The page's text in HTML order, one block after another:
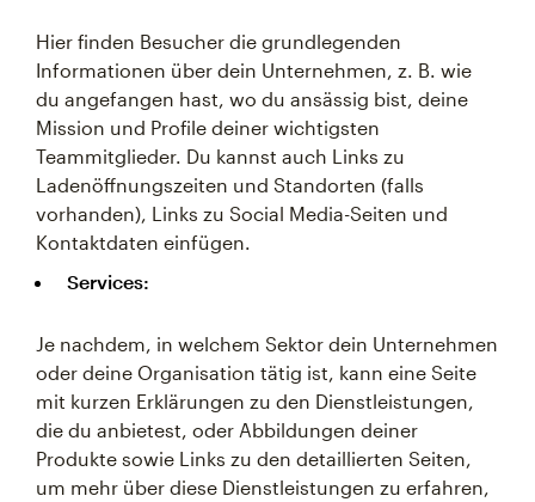
Hier finden Besucher die grundlegenden
Informationen über dein Unternehmen, z. B. wie
du angefangen hast, wo du ansässig bist, deine
Mission und Profile deiner wichtigsten
Teammitglieder. Du kannst auch Links zu
Ladenöffnungszeiten und Standorten (falls
vorhanden), Links zu Social Media-Seiten und
Kontaktdaten einfügen.
Services:
Je nachdem, in welchem Sektor dein Unternehmen
oder deine Organisation tätig ist, kann eine Seite
mit kurzen Erklärungen zu den Dienstleistungen,
die du anbietest, oder Abbildungen deiner
Produkte sowie Links zu den detaillierten Seiten,
um mehr über diese Dienstleistungen zu erfahren,